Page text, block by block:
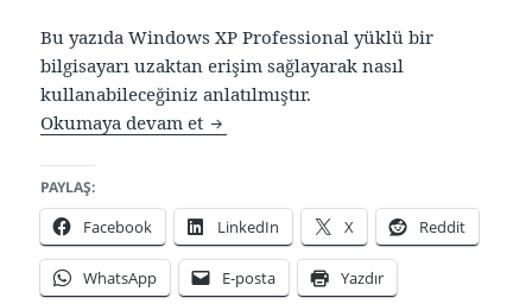
Bu yazıda Windows XP Professional yüklü bir
bilgisayarı uzaktan erişim sağlayarak nasıl
kullanabileceğiniz anlatılmıştır.
Okumaya devam et Uzak Masaüstü Bağlantısı – Nasıl?
PAYLAŞ:
Facebook LinkedIn X Reddit
WhatsApp E-posta Yazdır